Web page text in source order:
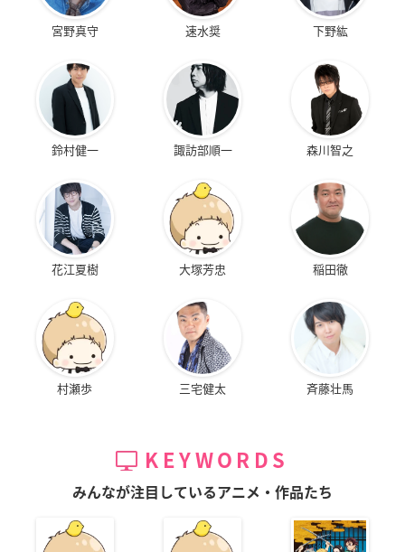
宮野真守 速水奨 下野紘
鈴村健一 諏訪部順一 森川智之
花江夏樹 大塚芳忠 稲田徹
村瀬歩 三宅健太 斉藤壮馬
KEYWORDS
みんなが注目しているアニメ・作品たち